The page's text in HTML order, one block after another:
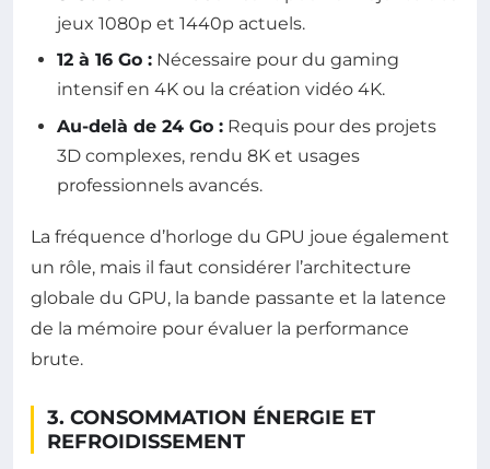
jeux 1080p et 1440p actuels.
12 à 16 Go : Nécessaire pour du gaming
intensif en 4K ou la création vidéo 4K.
Au-delà de 24 Go : Requis pour des projets
3D complexes, rendu 8K et usages
professionnels avancés.
La fréquence d’horloge du GPU joue également
un rôle, mais il faut considérer l’architecture
globale du GPU, la bande passante et la latence
de la mémoire pour évaluer la performance
brute.
3. CONSOMMATION ÉNERGIE ET
REFROIDISSEMENT